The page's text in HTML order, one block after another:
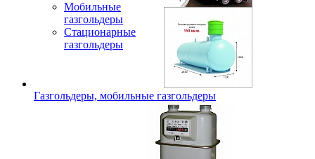
Мобильные
газгольдеры
Стационарные
газгольдеры
Газгольдеры, мобильные газгольдеры